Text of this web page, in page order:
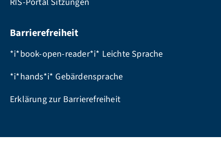
Barrierefreiheit
*i*book-open-reader*i* Leichte Sprache
*i*hands*i* Gebärdensprache
Erklärung zur Barrierefreiheit